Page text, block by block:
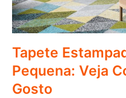
Tapete
Pequena: Veja
Gosto